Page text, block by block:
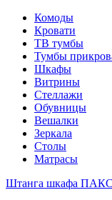
Комоды
Кровати
ТВ тумбы
Тумбы
Шкафы
Витрины
Стеллажи
Обувницы
Вешалки
Зеркала
Столы
Матрасы
Штанга шкафа